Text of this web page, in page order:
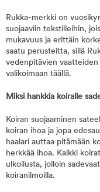
Rukka-merkki on
suojaaviin tekstiileihin,
mukavuus ja erittäin
saatu perusteitta, sillä
vedenpitävien
valikoimaan täällä.
Miksi hankkia koiralle
Koiran suojaaminen
koiran ihoa ja jopa
haalari auttaa pitämään
herkkää ihoa. Kaikki
ulkoilusta, jolloin
koiranilmoilla.